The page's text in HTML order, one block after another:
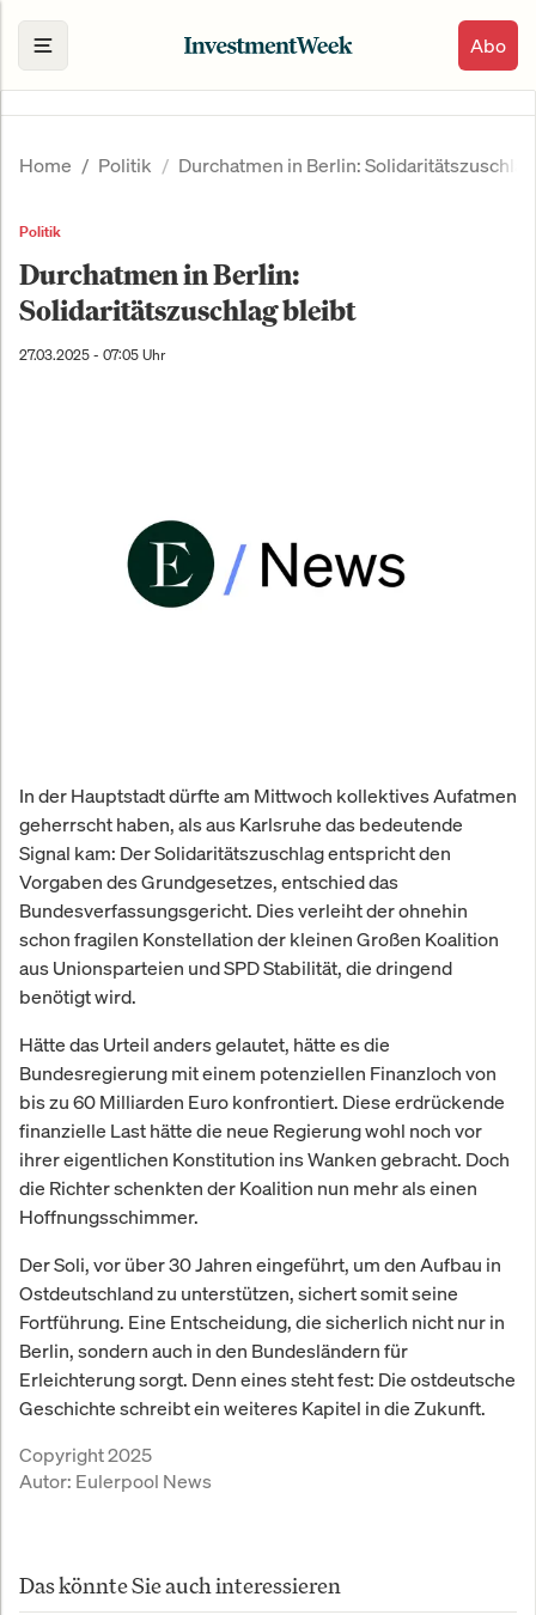
Abo
Home Politik Durchatmen in Berlin:
Politik
Durchatmen in Berlin:
Solidaritätszuschlag bleibt
27.03.2025 - 07:05 Uhr
In der Hauptstadt dürfte am Mittwoch kollektives Aufatmen
geherrscht haben, als aus Karlsruhe das bedeutende
Signal kam: Der Solidaritätszuschlag entspricht den
Vorgaben des Grundgesetzes, entschied das
Bundesverfassungsgericht. Dies verleiht der ohnehin
schon fragilen Konstellation der kleinen Großen Koalition
aus Unionsparteien und SPD Stabilität, die dringend
benötigt wird.
Hätte das Urteil anders gelautet, hätte es die
Bundesregierung mit einem potenziellen Finanzloch von
bis zu 60 Milliarden Euro konfrontiert. Diese erdrückende
finanzielle Last hätte die neue Regierung wohl noch vor
ihrer eigentlichen Konstitution ins Wanken gebracht. Doch
die Richter schenkten der Koalition nun mehr als einen
Hoffnungsschimmer.
Der Soli, vor über 30 Jahren eingeführt, um den Aufbau in
Ostdeutschland zu unterstützen, sichert somit seine
Fortführung. Eine Entscheidung, die sicherlich nicht nur in
Berlin, sondern auch in den Bundesländern für
Erleichterung sorgt. Denn eines steht fest: Die ostdeutsche
Geschichte schreibt ein weiteres Kapitel in die Zukunft.
Copyright 2025
Autor: Eulerpool News
Das könnte Sie auch interessieren